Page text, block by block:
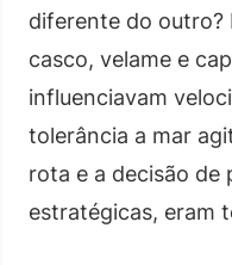
diferente do outro?
casco, velame e
influenciavam
tolerância a mar
rota e a decisão de
estratégicas, eram